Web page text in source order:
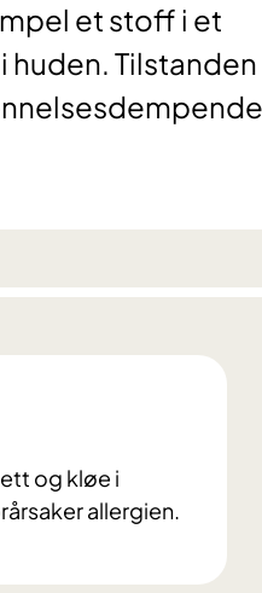
et stoff i et
Tilstanden
og kløe i
allergien.